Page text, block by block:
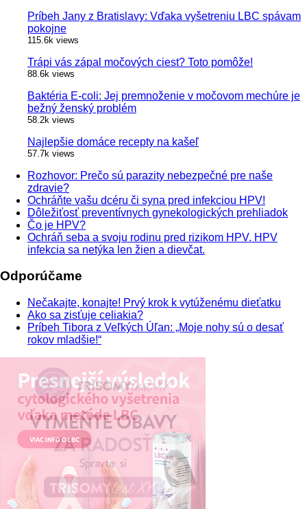
Príbeh Jany z Bratislavy: Vďaka vyšetreniu LBC spávam
pokojne
115.6k views
Trápi vás zápal močových ciest? Toto pomôže!
88.6k views
Baktéria E-coli: Jej premnoženie v močovom mechúre je
bežný ženský problém
58.2k views
Najlepšie domáce recepty na kašeľ
57.7k views
Rozhovor: Prečo sú parazity nebezpečné pre naše
zdravie?
Ochráňte vašu dcéru či syna pred infekciou HPV!
Dôležiťosť preventívnych gynekologických prehliadok
Čo je HPV?
Ochráň seba a svoju rodinu pred rizikom HPV. HPV
infekcia sa netýka len žien a dievčat.
Odporúčame
Nečakajte, konajte! Prvý krok k vytúženému dieťatku
Ako sa zisťuje celiakia?
Príbeh Tibora z Veľkých Úľan: „Moje nohy sú o desať
rokov mladšie!“